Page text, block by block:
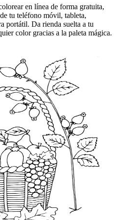
en línea de forma gratuita,
tu teléfono móvil, tableta,
portátil. Da rienda suelta a tu
color gracias a la paleta mágica.